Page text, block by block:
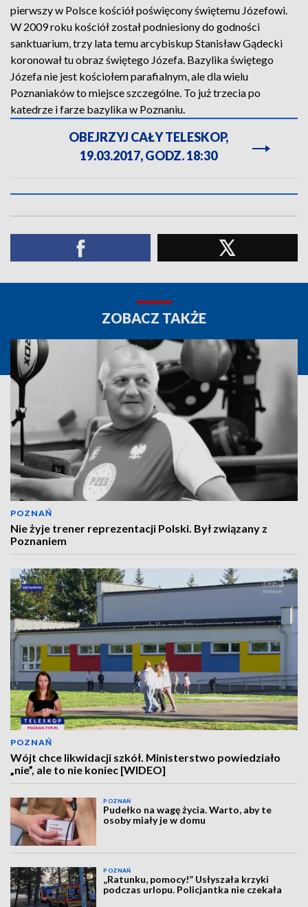
pierwszy w Polsce kościół poświęcony świętemu Józefowi.
W 2009 roku kościół został podniesiony do godności
sanktuarium, trzy lata temu arcybiskup Stanisław Gądecki
koronował tu obraz świętego Józefa. Bazylika świętego
Józefa nie jest kościołem parafialnym, ale dla wielu
Poznaniaków to miejsce szczególne. To już trzecia po
katedrze i farze bazylika w Poznaniu.
OBEJRZYJ CAŁY TELESKOP,
19.03.2017, GODZ. 18:30
ZOBACZ TAKŻE
POZNAŃ
Nie żyje trener reprezentacji Polski. Był związany z
Poznaniem
POZNAŃ
Wójt chce likwidacji szkół. Ministerstwo powiedziało
„nie”, ale to nie koniec [WIDEO]
POZNAŃ
Pudełko na wagę życia. Warto, aby te
osoby miały je w domu
POZNAŃ
„Ratunku, pomocy!” Usłyszała krzyki
podczas urlopu. Policjantka nie czekała